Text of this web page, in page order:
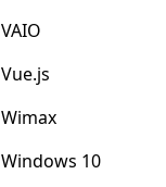
VAIO
Vue.js
Wimax
Windows 10